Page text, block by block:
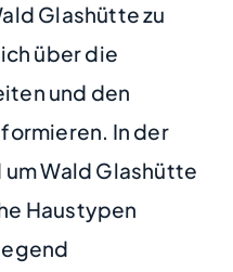
Glashütte zu
über die
und den
In der
Wald Glashütte
Haustypen